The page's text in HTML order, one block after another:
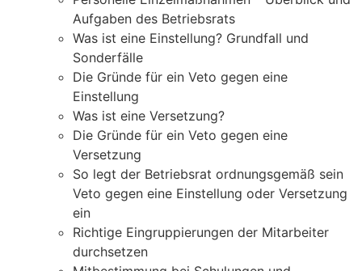
Aufgaben des Betriebsrats
Was ist eine Einstellung? Grundfall und
Sonderfälle
Die Gründe für ein Veto gegen eine
Einstellung
Was ist eine Versetzung?
Die Gründe für ein Veto gegen eine
Versetzung
So legt der Betriebsrat ordnungsgemäß sein
Veto gegen eine Einstellung oder Versetzung
ein
Richtige Eingruppierungen der Mitarbeiter
durchsetzen